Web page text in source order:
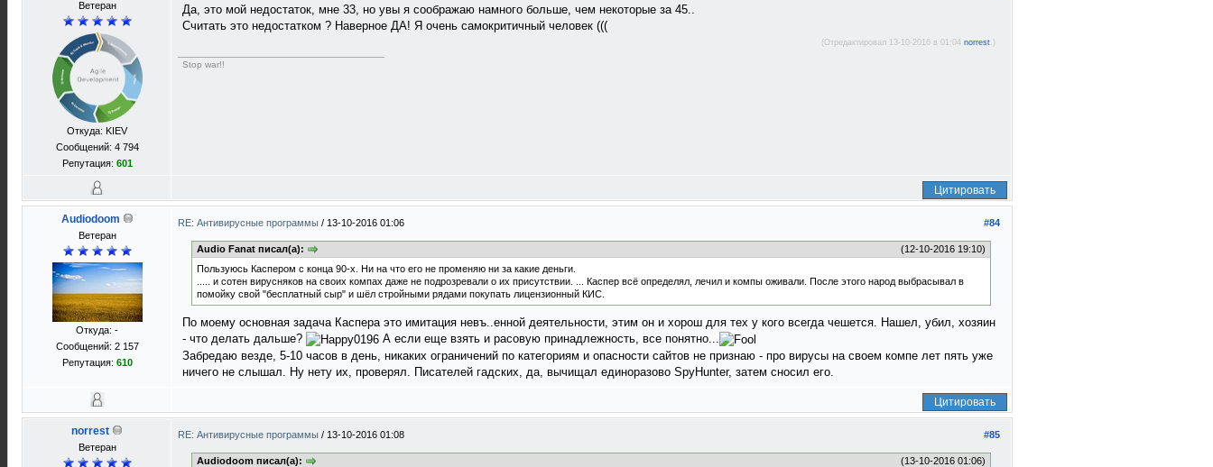
Ветеран
Откуда: KIEV
Сообщений: 4 794
Репутация: 601
Да, это мой недостаток, мне 33, но увы я соображаю намного больше, чем некоторые за 45..
Считать это недостатком ? Наверное ДА! Я очень самокритичный человек (((
(Отредактировал 13-10-2016 в 01:04 norrest.)
Stop war!!
Цитировать
Audiodoom
Ветеран
Откуда: -
Сообщений: 2 157
Репутация: 610
#84
RE: Антивирусные программы / 13-10-2016 01:06
(12-10-2016 19:10)
Audio Fanat писал(а):
Пользуюсь Каспером с конца 90-х. Ни на что его не променяю ни за какие деньги.
..... и сотен вирусняков на своих компах даже не подрозревали о их присутствии. ... Каспер всё определял, лечил и компы оживали. После этого народ выбрасывал в
помойку свой "бесплатный сыр" и шёл стройными рядами покупать лицензионный КИС.
По моему основная задача Каспера это имитация невъ..енной деятельности, этим он и хорош для тех у кого всегда чешется. Нашел, убил, хозяин
- что делать дальше?
А если еще взять и расовую принадлежность, все понятно...
Забредаю везде, 5-10 часов в день, никаких ограничений по категориям и опасности сайтов не признаю - про вирусы на своем компе лет пять уже
ничего не слышал. Ну нету их, проверял. Писателей гадских, да, вычищал единоразово SpyHunter, затем сносил его.
Цитировать
norrest
Ветеран
#85
RE: Антивирусные программы / 13-10-2016 01:08
(13-10-2016 01:06)
Audiodoom писал(а):